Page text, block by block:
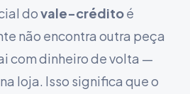
dovale-créditoé
não encontra outra peça
com dinheiro de volta —
loja. Isso significa que o